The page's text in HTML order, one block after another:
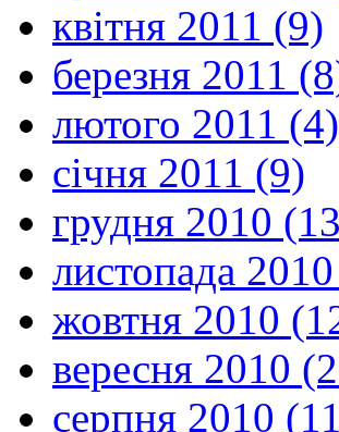
квітня 2011 (9)
березня 2011
лютого 2011 (4)
січня 2011 (9)
грудня 2010
листопада
жовтня 2010
вересня 2010
серпня 2010